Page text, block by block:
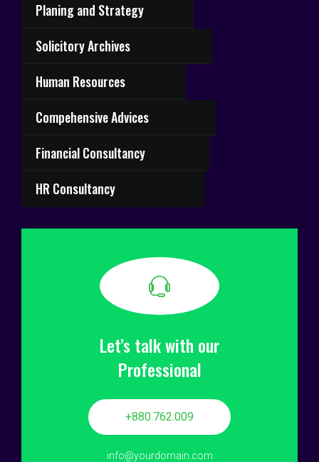
Planing and Strategy
Solicitory Archives
Human Resources
Compehensive Advices
Financial Consultancy
HR Consultancy
Let’s talk with our
Professional
+880.762.009
info@yourdomain.com